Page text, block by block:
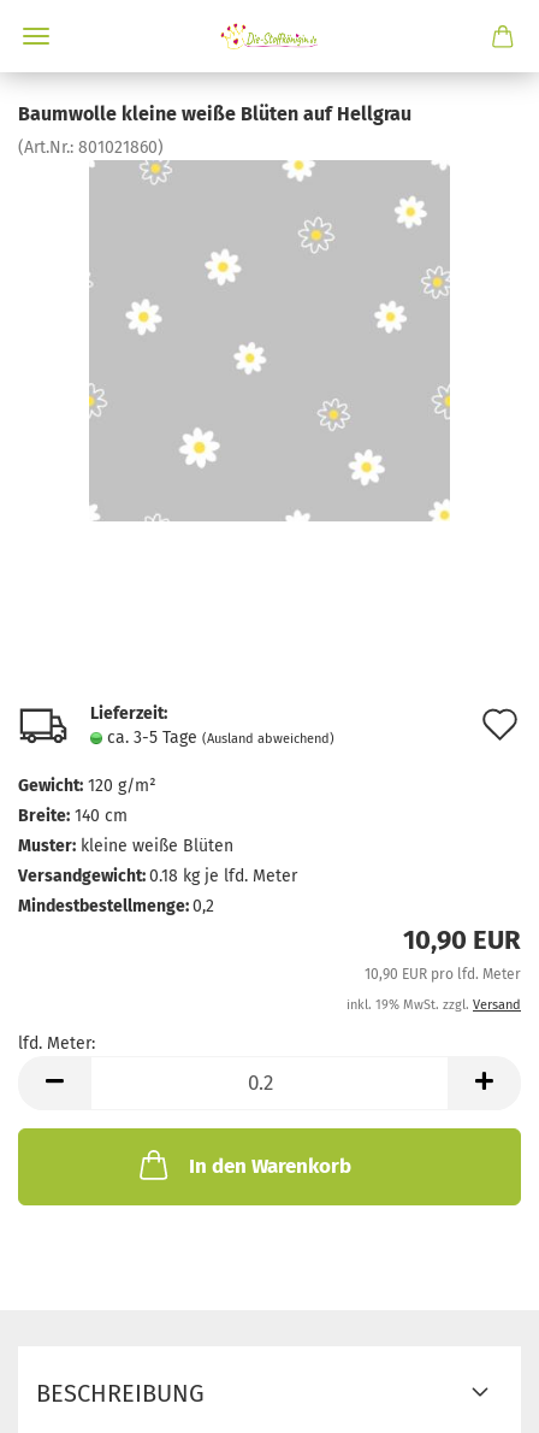
Baumwolle kleine weiße Blüten auf Hellgrau
(Art.Nr.: 801021860)
Lieferzeit:
ca. 3-5 Tage (Ausland abweichend)
Gewicht: 120 g/m²
Breite: 140 cm
Muster: kleine weiße Blüten
Versandgewicht:0.18 kg je lfd. Meter
Mindestbestellmenge:0,2
10,90 EUR
10,90 EUR pro lfd. Meter
inkl. 19% MwSt. zzgl. Versand
lfd. Meter:
Meter
In den Warenkorb
BESCHREIBUNG